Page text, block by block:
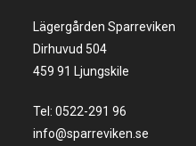
Lägergården Sparreviken
Dirhuvud 504
459 91 Ljungskile
Tel:0522-291 96
info@sparreviken.se